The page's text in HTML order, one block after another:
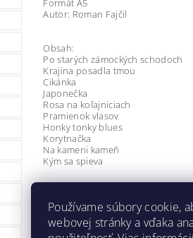
Formát A5
Autor: Roman Fajčil
Obsah:
Po starých zámockých schodoch
Krajina posadla tmou
Cikánka
Japonečka
Rosa na koľajniciach
Pramienok vlasov
Honky tonky blues
Korytnačka
Na kameni kameň
Kým sa spieva
Buďte prvý, kto napíše príspevok
Pridať komentár
Používame súbory cookie,
webovej stránky a vďaka